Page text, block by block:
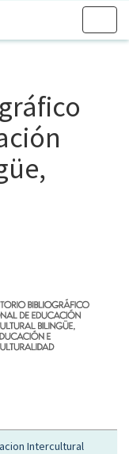
Intercultural